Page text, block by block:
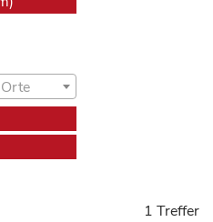
1 Treffer